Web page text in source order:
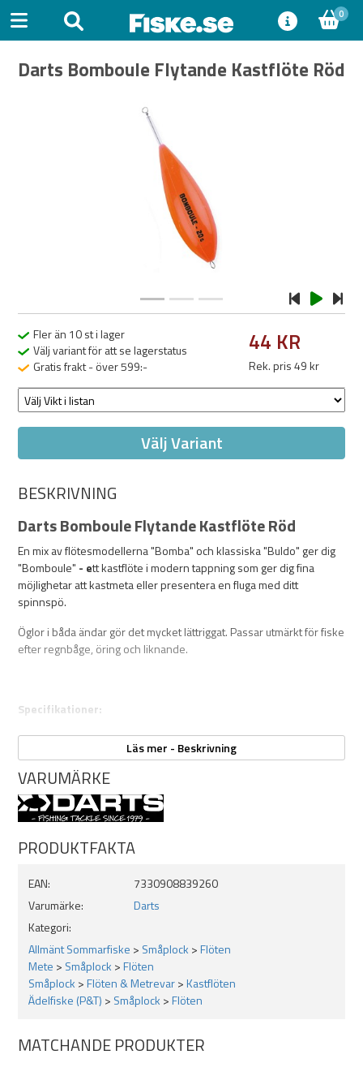
0
Darts Bomboule Flytande Kastflöte Röd
Fler än 10 st i lager
Välj variant för att se lagerstatus
Gratis frakt - över 599:-
44 KR
Rek. pris 49 kr
Välj Variant
BESKRIVNING
Darts Bomboule Flytande Kastflöte Röd
En mix av flötesmodellerna "Bomba" och klassiska "Buldo" ger dig
"Bomboule" - ett kastflöte i modern tappning som ger dig fina
möjlighetar att kastmeta eller presentera en fluga med ditt
spinnspö.
Öglor i båda ändar gör det mycket lättriggat. Passar utmärkt för fiske
efter regnbåge, öring och liknande.
Specifikationer:
Färg: Röd
Välj vikt i listan: 20, 25 eller 30g
Läs mer - Beskrivning
VARUMÄRKE
PRODUKTFAKTA
EAN:
7330908839260
Varumärke:
Darts
Kategori:
Allmänt Sommarfiske > Småplock >Flöten
Mete > Småplock >Flöten
Småplock >Flöten & Metrevar>Kastflöten
Ädelfiske (P&T) > Småplock >Flöten
MATCHANDE PRODUKTER